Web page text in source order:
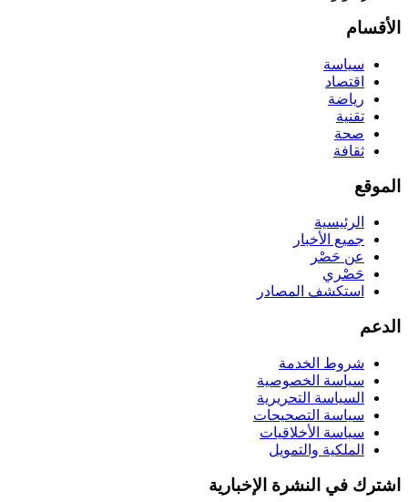
الأقسام
سياسة
اقتصاد
رياضة
تقنية
صحة
ثقافة
الموقع
الرئيسية
جميع الأخبار
عن حَصْر
حَصْري
استكشف المصادر
الدعم
شروط الخدمة
سياسة الخصوصية
السياسة التحريرية
سياسة التصحيحات
سياسة الأخلاقيات
الملكية والتمويل
اشترك في النشرة الإخبارية